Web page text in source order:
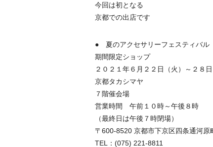
今回は初となる
京都での出店です
● 夏のアクセサリーフェスティバル
期間限定ショップ
２０２１年６月２２日（火）～２８日
京都タカシマヤ
７階催会場
営業時間 午前１０時～午後８時
（最終日は午後７時閉場）
〒600-8520 京都市下京区四条通河原
TEL：(075) 221-8811